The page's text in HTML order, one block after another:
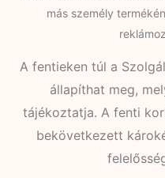
más személy
A fentieken túl a
állapíthat meg,
tájékoztatja. A fenti
bekövetkezett